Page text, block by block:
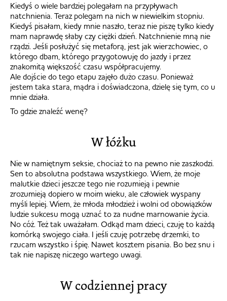
Kiedyś o wiele bardziej polegałam na przypływach
natchnienia. Teraz polegam na nich w niewielkim stopniu.
Kiedyś pisałam, kiedy mnie naszło, teraz nie piszę tylko kiedy
mam naprawdę słaby czy ciężki dzień. Natchnienie mną nie
rządzi. Jeśli posłużyć się metaforą, jest jak wierzchowiec, o
którego dbam, którego przygotowuję do jazdy i przez
znakomitą większość czasu współpracujemy.
Ale dojście do tego etapu zajęło dużo czasu. Ponieważ
jestem taka stara, mądra i doświadczona, dzielę się tym, co u
mnie działa.
To gdzie znaleźć wenę?
W łóżku
Nie w namiętnym seksie, chociaż to na pewno nie zaszkodzi.
Sen to absolutna podstawa wszystkiego. Wiem, że moje
malutkie dzieci jeszcze tego nie rozumieją i pewnie
zrozumieją dopiero w moim wieku, ale człowiek wyspany
myśli lepiej. Wiem, że młoda młodzież i wolni od obowiązków
ludzie sukcesu mogą uznać to za nudne marnowanie życia.
No cóż. Też tak uważałam. Odkąd mam dzieci, czuję to każdą
komórką swojego ciała. I jeśli czuję potrzebę drzemki, to
rzucam wszystko i śpię. Nawet kosztem pisania. Bo bez snu i
tak nie napiszę niczego wartego uwagi.
W codziennej pracy